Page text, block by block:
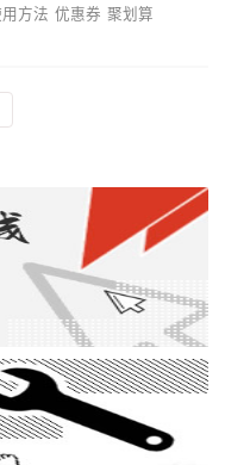
方法 优惠券 聚划算